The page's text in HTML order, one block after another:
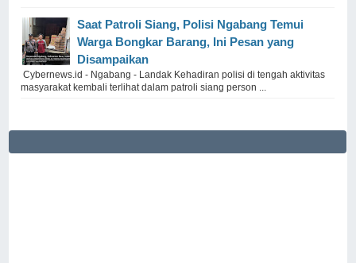
Saat Patroli Siang, Polisi Ngabang Temui
Warga Bongkar Barang, Ini Pesan yang
Disampaikan
Cybernews.id - Ngabang - Landak Kehadiran polisi di tengah aktivitas
masyarakat kembali terlihat dalam patroli siang person ...